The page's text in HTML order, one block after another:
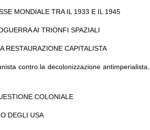
MONDIALE TRA IL 1933 E IL 1945
AI TRIONFI SPAZIALI
RESTAURAZIONE CAPITALISTA
contro la decolonizzazione antimperialista,
COLONIALE
DEGLI USA